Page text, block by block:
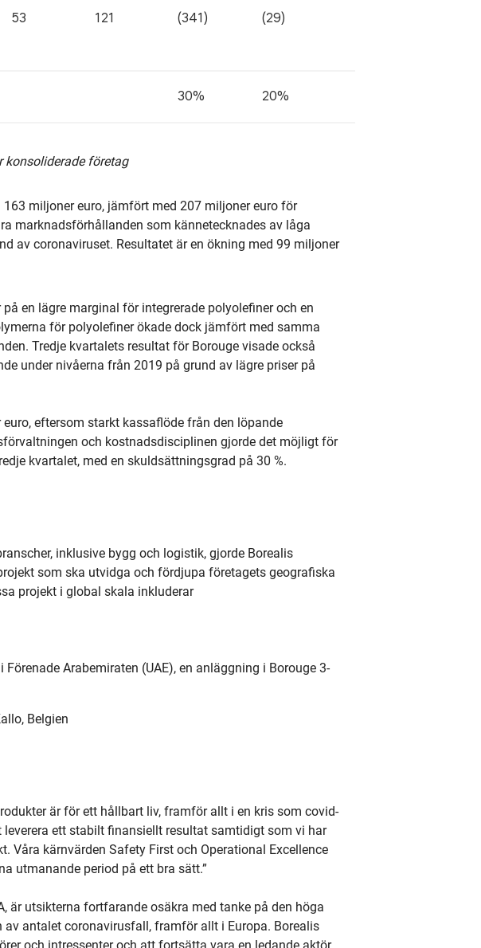
53 121 (341) (29)
30% 20%
företag
miljoner euro, jämfört med 207 miljoner euro för
marknadsförhållanden som kännetecknades av låga
av coronaviruset. Resultatet är en ökning med 99 miljoner
en lägre marginal för integrerade polyolefiner och en
för polyolefiner ökade dock jämfört med samma
Tredje kvartalets resultat för Borouge visade också
under nivåerna från 2019 på grund av lägre priser på
eftersom starkt kassaflöde från den löpande
och kostnadsdisciplinen gjorde det möjligt för
kvartalet, med en skuldsättningsgrad på 30 %.
inklusive bygg och logistik, gjorde Borealis
som ska utvidga och fördjupa företagets geografiska
projekt i global skala inkluderar
Arabemiraten (UAE), en anläggning i Borouge 3-
Belgien
är för ett hållbart liv, framför allt i en kris som covid-
leverera ett stabilt finansiellt resultat samtidigt som vi har
kärnvärden Safety First och Operational Excellence
utmanande period på ett bra sätt.”
är utsikterna fortfarande osäkra med tanke på den höga
antalet coronavirusfall, framför allt i Europa. Borealis